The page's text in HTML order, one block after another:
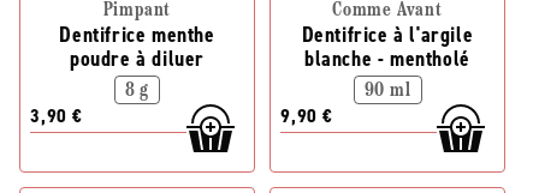
Pimpant
Dentifrice menthe
poudre à diluer
8 g
3,90 €
Comme Avant
Dentifrice à l'argile
blanche - mentholé
90 ml
9,90 €